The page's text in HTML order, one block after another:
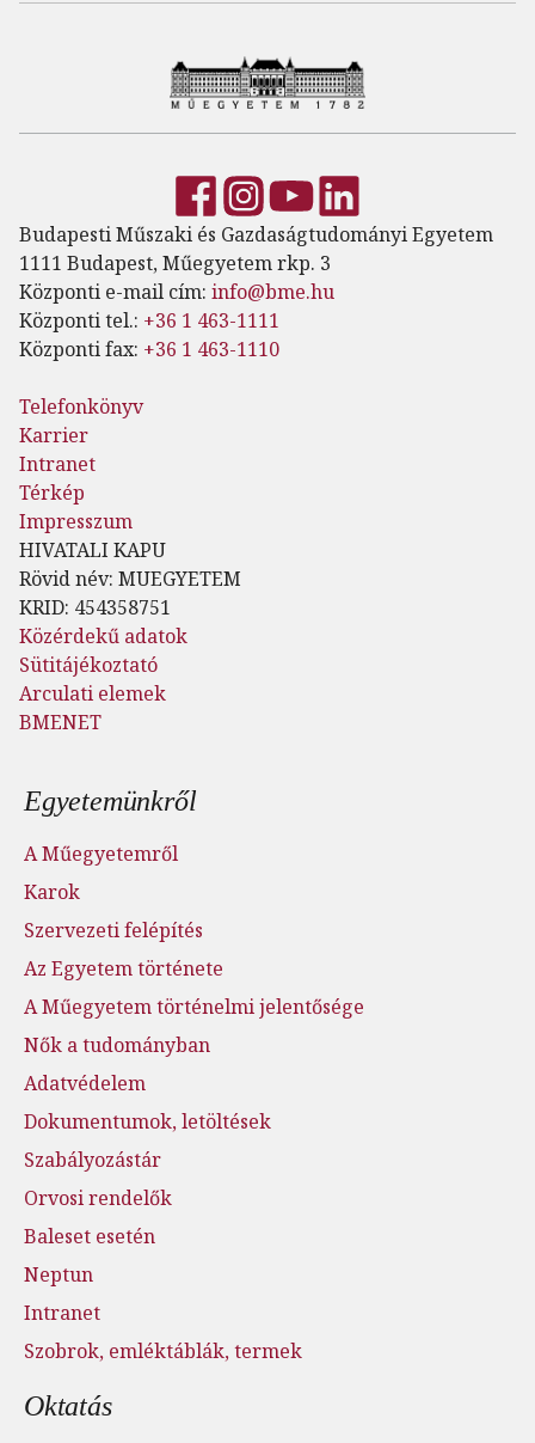
Budapesti Műszaki és Gazdaságtudományi Egyetem
1111 Budapest, Műegyetem rkp. 3
Központi e-mail cím: info@bme.hu
Központi tel.: +36 1 463-1111
Központi fax: +36 1 463-1110
Telefonkönyv
Karrier
Intranet
Térkép
Impresszum
HIVATALI KAPU
Rövid név: MUEGYETEM
KRID: 454358751
Közérdekű adatok
Sütitájékoztató
Arculati elemek
BMENET
Lábléc menü
Egyetemünkről
A Műegyetemről
Karok
Szervezeti felépítés
Az Egyetem története
A Műegyetem történelmi jelentősége
Nők a tudományban
Adatvédelem
Dokumentumok, letöltések
Szabályozástár
Orvosi rendelők
Baleset esetén
Neptun
Intranet
Szobrok, emléktáblák, termek
Oktatás